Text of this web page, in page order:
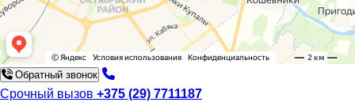
Обратный звонок
Срочный вызов +375 (29) 7711187